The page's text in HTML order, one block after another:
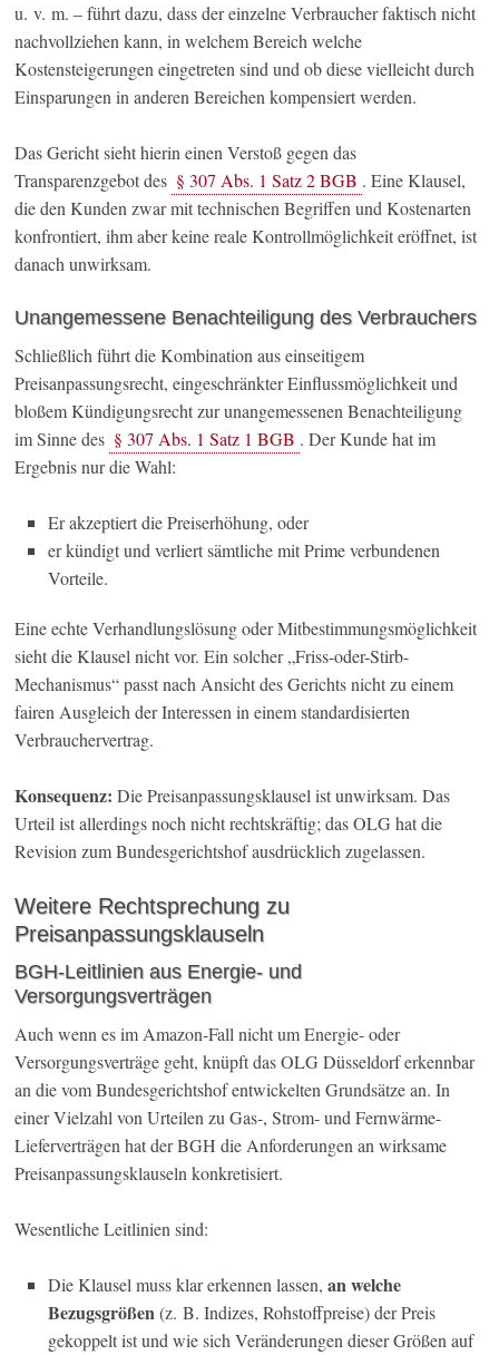
u. v. m. – führt dazu, dass der einzelne Verbraucher faktisch nicht
nachvollziehen kann, in welchem Bereich welche
Kostensteigerungen eingetreten sind und ob diese vielleicht durch
Einsparungen in anderen Bereichen kompensiert werden.
Das Gericht sieht hierin einen Verstoß gegen das
Transparenzgebot des § 307 Abs. 1 Satz 2 BGB . Eine Klausel,
die den Kunden zwar mit technischen Begriffen und Kostenarten
konfrontiert, ihm aber keine reale Kontrollmöglichkeit eröffnet, ist
danach unwirksam.
Unangemessene Benachteiligung des Verbrauchers
Schließlich führt die Kombination aus einseitigem
Preisanpassungsrecht, eingeschränkter Einflussmöglichkeit und
bloßem Kündigungsrecht zur unangemessenen Benachteiligung
im Sinne des § 307 Abs. 1 Satz 1 BGB . Der Kunde hat im
Ergebnis nur die Wahl:
Er akzeptiert die Preiserhöhung, oder
er kündigt und verliert sämtliche mit Prime verbundenen
Vorteile.
Eine echte Verhandlungslösung oder Mitbestimmungsmöglichkeit
sieht die Klausel nicht vor. Ein solcher „Friss-oder-Stirb-
Mechanismus“ passt nach Ansicht des Gerichts nicht zu einem
fairen Ausgleich der Interessen in einem standardisierten
Verbrauchervertrag.
Konsequenz: Die Preisanpassungsklausel ist unwirksam. Das
Urteil ist allerdings noch nicht rechtskräftig; das OLG hat die
Revision zum Bundesgerichtshof ausdrücklich zugelassen.
Weitere Rechtsprechung zu
Preisanpassungsklauseln
BGH-Leitlinien aus Energie- und
Versorgungsverträgen
Auch wenn es im Amazon-Fall nicht um Energie- oder
Versorgungsverträge geht, knüpft das OLG Düsseldorf erkennbar
an die vom Bundesgerichtshof entwickelten Grundsätze an. In
einer Vielzahl von Urteilen zu Gas-, Strom- und Fernwärme-
Lieferverträgen hat der BGH die Anforderungen an wirksame
Preisanpassungsklauseln konkretisiert.
Wesentliche Leitlinien sind:
Die Klausel muss klar erkennen lassen,an welche
Bezugsgrößen(z. B. Indizes, Rohstoffpreise) der Preis
gekoppelt ist und wie sich Veränderungen dieser Größen auf